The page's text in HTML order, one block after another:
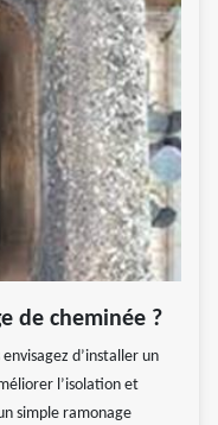
de cheminée ?
d’installer un
l’isolation et
simple ramonage